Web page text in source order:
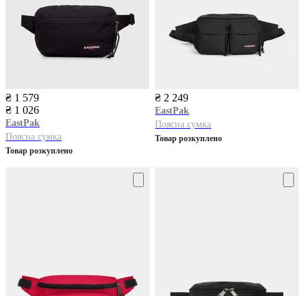
₴ 1 579
₴ 1 026
EastPak
Поясна сумка
Товар розкуплено
₴ 2 249
EastPak
Поясна сумка
Товар розкуплено